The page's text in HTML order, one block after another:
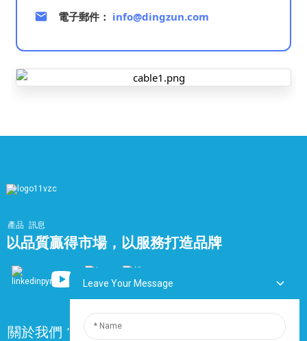
電子郵件： info@dingzun.com
產品 訊息
以品質贏得市場，以服務打造品牌
關於我們 常問問題
Leave Your Message